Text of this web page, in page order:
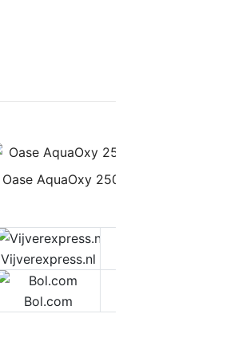
Oase AquaOxy 250 Luchtpomp –
Vijverexpress.nl
Bol.com